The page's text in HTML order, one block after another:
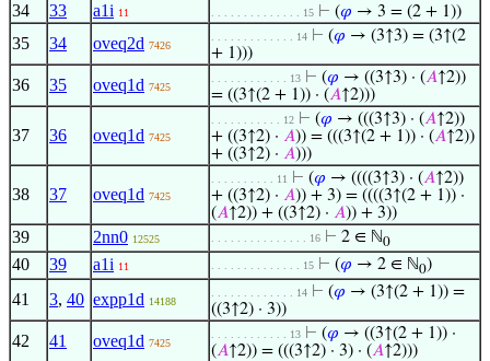
34 33 a1i 11 . . . . . . . . . . . . . . 15 ⊢ (𝜑 → 3 = (2 + 1))
35 34 oveq2d 7426
. . . . . . . . . . . . . 14 ⊢ (𝜑 → (3↑3) = (3↑(2
+ 1)))
36 35 oveq1d 7425
. . . . . . . . . . . . 13 ⊢ (𝜑 → ((3↑3) · (𝐴↑2))
= ((3↑(2 + 1)) · (𝐴↑2)))
37 36 oveq1d 7425
. . . . . . . . . . . 12 ⊢ (𝜑 → (((3↑3) · (𝐴↑2))
+ ((3↑2) · 𝐴)) = (((3↑(2 + 1)) · (𝐴↑2))
+ ((3↑2) · 𝐴)))
38 37 oveq1d 7425
. . . . . . . . . . 11 ⊢ (𝜑 → ((((3↑3) · (𝐴↑2))
+ ((3↑2) · 𝐴)) + 3) = ((((3↑(2 + 1)) ·
(𝐴↑2)) + ((3↑2) · 𝐴)) + 3))
39 2nn0 12525 . . . . . . . . . . . . . . . 16 ⊢ 2 ∈ ℕ0
40 39 a1i 11 . . . . . . . . . . . . . . 15 ⊢ (𝜑 → 2 ∈ ℕ0)
41 3, 40 expp1d 14188
. . . . . . . . . . . . . 14 ⊢ (𝜑 → (3↑(2 + 1)) =
((3↑2) · 3))
42 41 oveq1d 7425
. . . . . . . . . . . . 13 ⊢ (𝜑 → ((3↑(2 + 1)) ·
(𝐴↑2)) = (((3↑2) · 3) · (𝐴↑2)))